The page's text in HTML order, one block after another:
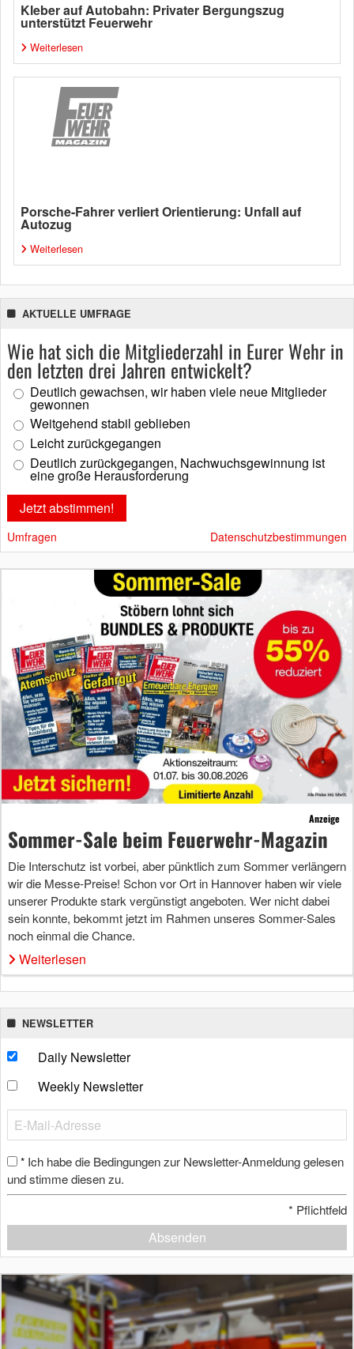
Kleber auf Autobahn: Privater Bergungszug
unterstützt Feuerwehr
Weiterlesen
Porsche-Fahrer verliert Orientierung: Unfall auf
Autozug
Weiterlesen
AKTUELLE UMFRAGE
Wie hat sich die Mitgliederzahl in Eurer Wehr in
den letzten drei Jahren entwickelt?
Deutlich gewachsen, wir haben viele neue Mitglieder
gewonnen
Weitgehend stabil geblieben
Leicht zurückgegangen
Deutlich zurückgegangen, Nachwuchsgewinnung ist
eine große Herausforderung
Umfragen Datenschutzbestimmungen
Anzeige
Sommer-Sale beim Feuerwehr-Magazin
Die Interschutz ist vorbei, aber pünktlich zum Sommer verlängern
wir die Messe-Preise! Schon vor Ort in Hannover haben wir viele
unserer Produkte stark vergünstigt angeboten. Wer nicht dabei
sein konnte, bekommt jetzt im Rahmen unseres Sommer-Sales
noch einmal die Chance.
Weiterlesen
NEWSLETTER
Daily Newsletter
Weekly Newsletter
* Ich habe die Bedingungen zur Newsletter-Anmeldung gelesen
und stimme diesen zu.
* Pflichtfeld
Absenden